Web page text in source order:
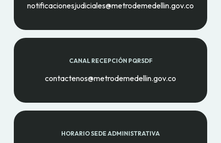
notificacionesjudiciales@metrodemedellin.gov.co
CANAL RECEPCIÓN PQRSDF
contactenos@metrodemedellin.gov.co
HORARIO SEDE ADMINISTRATIVA